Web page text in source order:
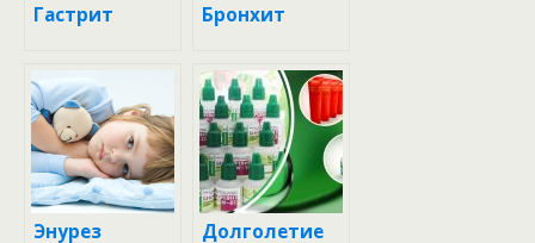
Гастрит Бронхит
Энурез Долголетие